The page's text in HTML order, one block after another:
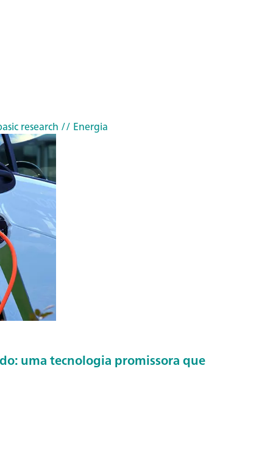
research // Energia
uma tecnologia promissora que